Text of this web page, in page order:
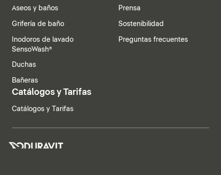
Aseos y baños
Grifería de baño
Inodoros de lavado
SensoWash®
Duchas
Bañeras
Prensa
Sostenibilidad
Preguntas frecuentes
Catálogos y Tarifas
Catálogos y Tarifas